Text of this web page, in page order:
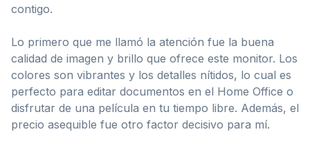
contigo.
Lo primero que me llamó la atención fue la buena
calidad de imagen y brillo que ofrece este monitor. Los
colores son vibrantes y los detalles nítidos, lo cual es
perfecto para editar documentos en el Home Office o
disfrutar de una película en tu tiempo libre. Además, el
precio asequible fue otro factor decisivo para mí.